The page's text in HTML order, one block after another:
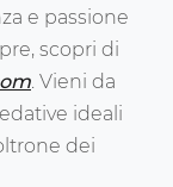
e passione
scopri di
. Vieni da
ideali
dei